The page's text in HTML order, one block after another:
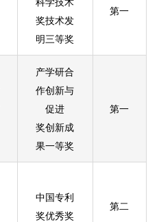
奖技术发
明三等奖
第一
产学研合
作创新与
促进
奖创新成
果一等奖
第一
中国专利
奖优秀奖
第二